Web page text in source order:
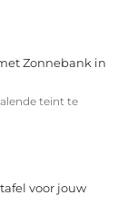
Zonnebank in
teint te
voor jouw